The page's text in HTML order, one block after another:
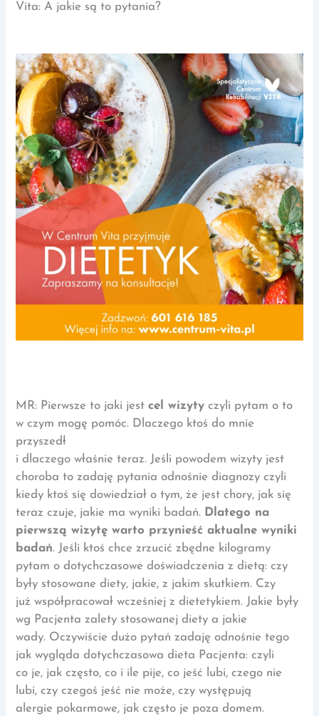
Vita: A jakie są to pytania?
MR: Pierwsze to jaki jestcel wizyty czyli pytam o to
w czym mogę pomóc. Dlaczego ktoś do mnie
przyszedł
i dlaczego właśnie teraz. Jeśli powodem wizyty jest
choroba to zadaję pytania odnośnie diagnozy czyli
kiedy ktoś się dowiedział o tym, że jest chory, jak się
teraz czuje, jakie ma wyniki badań. Dlatego na
pierwszą wizytę warto przynieść aktualne wyniki
badań. Jeśli ktoś chce zrzucić zbędne kilogramy
pytam o dotychczasowe doświadczenia z dietą: czy
były stosowane diety, jakie, z jakim skutkiem. Czy
już współpracował wcześniej z dietetykiem. Jakie były
wg Pacjenta zalety stosowanej diety a jakie
wady. Oczywiście dużo pytań zadaję odnośnie tego
jak wygląda dotychczasowa dieta Pacjenta: czyli
co je, jak często, co i ile pije, co jeść lubi, czego nie
lubi, czy czegoś jeść nie może, czy występują
alergie pokarmowe, jak często je poza domem.